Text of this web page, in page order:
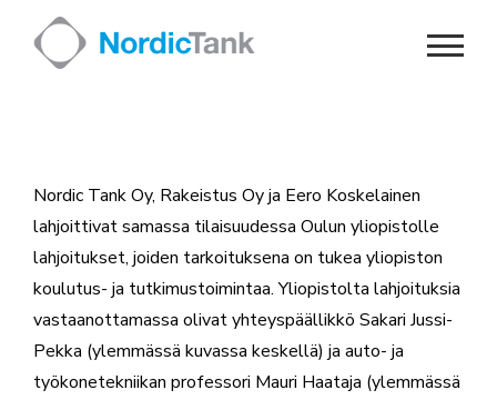
Nordic Tank Oy, Rakeistus Oy ja Eero Koskelainen
lahjoittivat samassa tilaisuudessa Oulun yliopistolle
lahjoitukset, joiden tarkoituksena on tukea yliopiston
koulutus- ja tutkimustoimintaa. Yliopistolta lahjoituksia
vastaanottamassa olivat yhteyspäällikkö Sakari Jussi-
Pekka (ylemmässä kuvassa keskellä) ja auto- ja
työkonetekniikan professori Mauri Haataja (ylemmässä